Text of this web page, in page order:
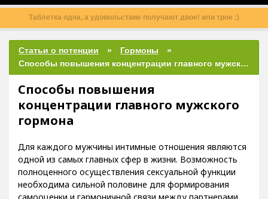
Мы отправляем Ваш заказ примерно через 3 часа после
Статьи о потенции
Способы повышения
концентрации главного мужского
гормона
Для каждого мужчины интимные отношения являются
одной из самых главных сфер в жизни. Возможность
полноценного осуществления сексуальной функции
необходима сильной половине для формирования